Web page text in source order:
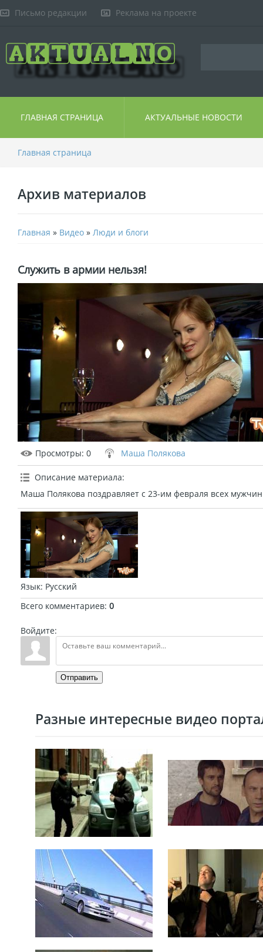
Письмо редакции Реклама на проекте
ГЛАВНАЯ СТРАНИЦА АКТУАЛЬНЫЕ НОВОСТИ
Главная страница
Архив материалов
Главная » Видео » Люди и блоги
Служить в армии нельзя!
Просмотры: 0 Маша Полякова
Описание материала:
Маша Полякова поздравляет с 23-им февраля всех
Язык: Русский
Всего комментариев: 0
Войдите:
Отправить
Разные интересные видео